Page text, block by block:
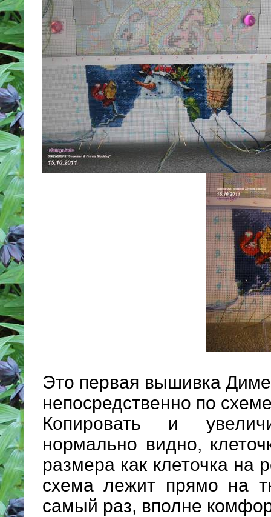
Это первая вышивка
непосредственно по
Копировать и
нормально видно,
размера как клеточка на
схема лежит прямо на
самый раз, вполне